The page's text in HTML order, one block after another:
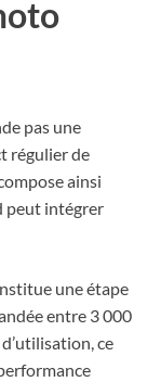
pas une
régulier de
ainsi
peut intégrer
une étape
entre 3 000
ce